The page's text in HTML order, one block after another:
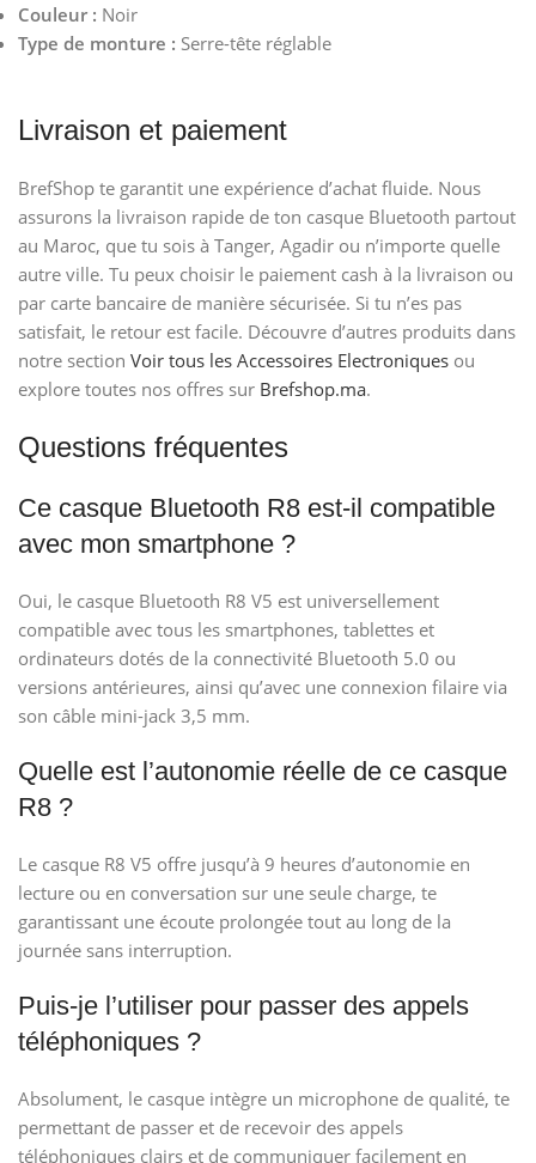
Couleur : Noir
Type de monture : Serre-tête réglable
Livraison et paiement
BrefShop te garantit une expérience d’achat fluide. Nous
assurons la livraison rapide de ton casque Bluetooth partout
au Maroc, que tu sois à Tanger, Agadir ou n’importe quelle
autre ville. Tu peux choisir le paiement cash à la livraison ou
par carte bancaire de manière sécurisée. Si tu n’es pas
satisfait, le retour est facile. Découvre d’autres produits dans
notre section Voir tous les Accessoires Electroniques ou
explore toutes nos offres sur Brefshop.ma.
Questions fréquentes
Ce casque Bluetooth R8 est-il compatible
avec mon smartphone ?
Oui, le casque Bluetooth R8 V5 est universellement
compatible avec tous les smartphones, tablettes et
ordinateurs dotés de la connectivité Bluetooth 5.0 ou
versions antérieures, ainsi qu’avec une connexion filaire via
son câble mini-jack 3,5 mm.
Quelle est l’autonomie réelle de ce casque
R8 ?
Le casque R8 V5 offre jusqu’à 9 heures d’autonomie en
lecture ou en conversation sur une seule charge, te
garantissant une écoute prolongée tout au long de la
journée sans interruption.
Puis-je l’utiliser pour passer des appels
téléphoniques ?
Absolument, le casque intègre un microphone de qualité, te
permettant de passer et de recevoir des appels
téléphoniques clairs et de communiquer facilement en